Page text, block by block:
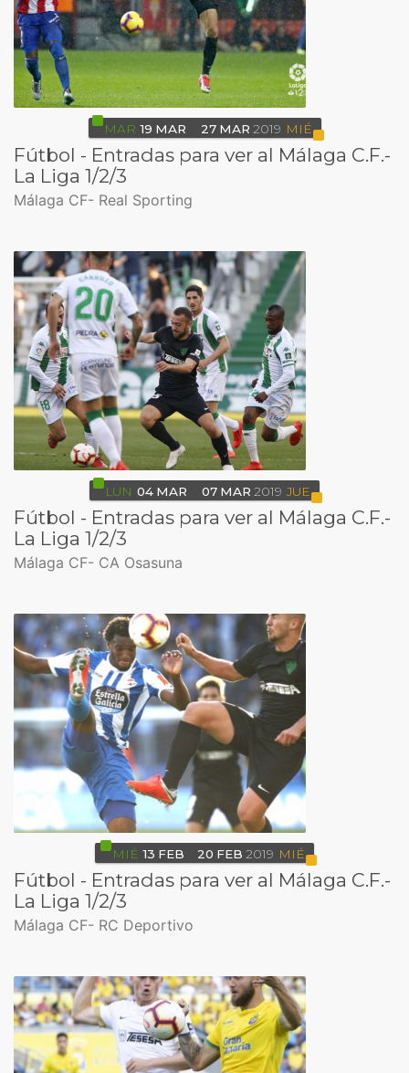
MAR 19 MAR 27 MAR 2019 MIÉ
Fútbol - Entradas para ver al Málaga C.F.-
La Liga 1/2/3
Málaga CF- Real Sporting
LUN 04 MAR 07 MAR 2019 JUE
Fútbol - Entradas para ver al Málaga C.F.-
La Liga 1/2/3
Málaga CF- CA Osasuna
MIÉ 13 FEB 20 FEB 2019 MIÉ
Fútbol - Entradas para ver al Málaga C.F.-
La Liga 1/2/3
Málaga CF- RC Deportivo